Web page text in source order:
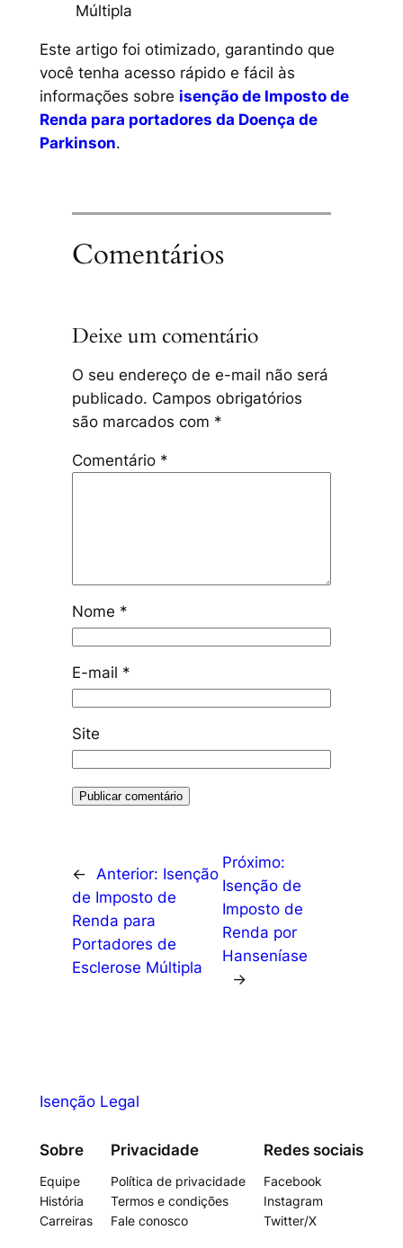
Múltipla
Este artigo foi otimizado, garantindo que
você tenha acesso rápido e fácil às
informações sobre isenção de Imposto de
Renda para portadores da Doença de
Parkinson.
Comentários
Deixe um comentário
O seu endereço de e-mail não será
publicado. Campos obrigatórios
são marcados com *
Comentário *
Nome *
E-mail *
Site
← Anterior: Isenção
de Imposto de
Renda para
Portadores de
Esclerose Múltipla
Próximo:
Isenção de
Imposto de
Renda por
Hanseníase
→
Isenção Legal
Sobre
Equipe
História
Carreiras
Privacidade
Política de privacidade
Termos e condições
Fale conosco
Redes sociais
Facebook
Instagram
Twitter/X